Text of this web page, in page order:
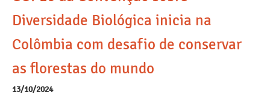
Diversidade Biológica inicia na
Colômbia com desafio de conservar
as florestas do mundo
13/10/2024